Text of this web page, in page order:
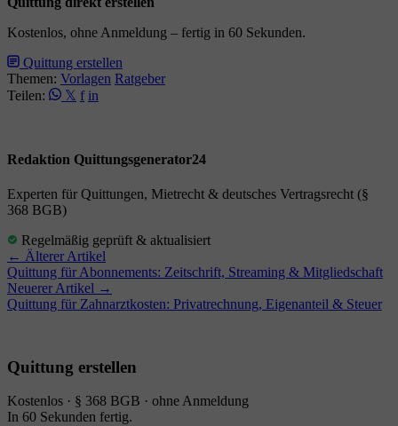
Kostenlos, ohne Anmeldung – fertig in 60 Sekunden.
Quittung erstellen
Themen: Vorlagen Ratgeber
Teilen:
𝕏 f in
Redaktion Quittungsgenerator24
Experten für Quittungen, Mietrecht & deutsches Vertragsrecht (§
368 BGB)
Regelmäßig geprüft & aktualisiert
← Älterer Artikel
Quittung für Abonnements: Zeitschrift, Streaming & Mitgliedschaft
Neuerer Artikel →
Quittung für Zahnarztkosten: Privatrechnung, Eigenanteil & Steuer
Quittung erstellen
Kostenlos · § 368 BGB · ohne Anmeldung
In 60 Sekunden fertig.